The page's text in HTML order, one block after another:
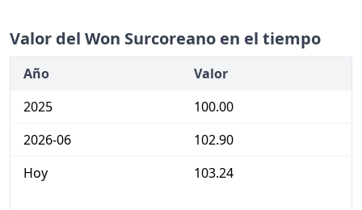
Valor del Won Surcoreano en el tiempo
Año
Valor
2025
100.00
2026-06
102.90
Hoy
103.24